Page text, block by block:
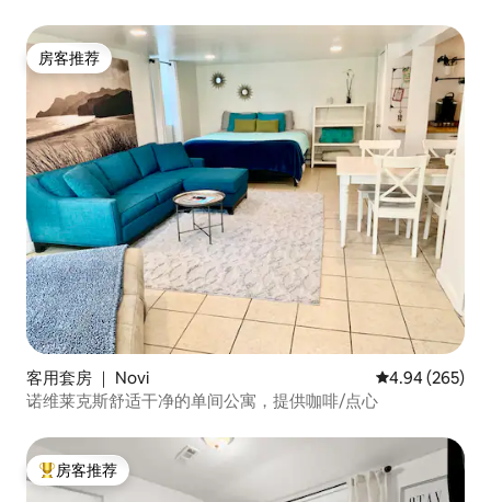
房客推荐
房客推荐
客用套房 ｜ Novi 平均评分 4.94
4.94 (265)
诺维莱克斯舒适干净的单间公寓，提供咖啡/点心
热门「房客推荐」
房客推荐